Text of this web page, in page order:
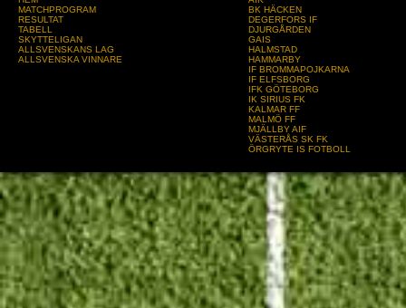
MATCHPROGRAM
RESULTAT
TABELL
SKYTTELIGAN
ALLSVENSKANS LAG
ALLSVENSKA VINNARE
BK HÄCKEN
DEGERFORS IF
DJURGÅRDEN
GAIS
HALMSTAD
HAMMARBY
IF BROMMAPOJKARNA
IF ELFSBORG
IFK GÖTEBORG
IK SIRIUS FK
KALMAR FF
MALMÖ FF
MJÄLLBY AIF
VÄSTERÅS SK FK
ÖRGRYTE IS FOTBOLL